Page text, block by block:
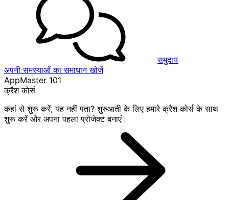
समुदाय
अपनी समस्याओं का समाधान खोजें
AppMaster 101
क्रैश कोर्स
कहां से शुरू करें, यह नहीं पता? शुरुआती के लिए हमारे क्रैश कोर्स के साथ
शुरू करें और अपना पहला प्रोजेक्ट बनाएं।